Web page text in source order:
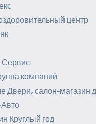
центр
компаний
Двери, салон-магазин
Круглый год